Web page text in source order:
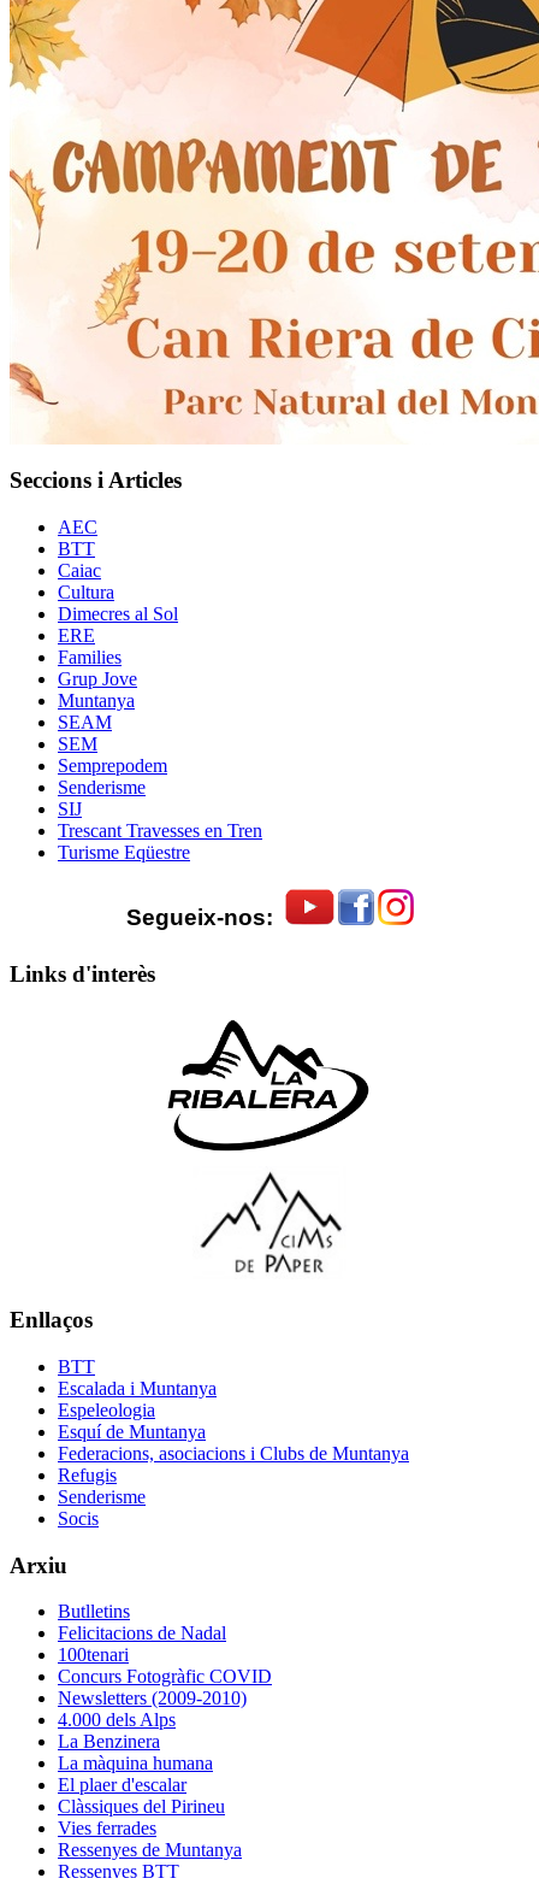
Seccions i Articles
AEC
BTT
Caiac
Cultura
Dimecres al Sol
ERE
Families
Grup Jove
Muntanya
SEAM
SEM
Semprepodem
Senderisme
SIJ
Trescant Travesses en Tren
Turisme Eqüestre
Segueix-nos:
Links d'interès
Enllaços
BTT
Escalada i Muntanya
Espeleologia
Esquí de Muntanya
Federacions, asociacions i Clubs de Muntanya
Refugis
Senderisme
Socis
Arxiu
Butlletins
Felicitacions de Nadal
100tenari
Concurs Fotogràfic COVID
Newsletters (2009-2010)
4.000 dels Alps
La Benzinera
La màquina humana
El plaer d'escalar
Clàssiques del Pirineu
Vies ferrades
Ressenyes de Muntanya
Ressenyes BTT